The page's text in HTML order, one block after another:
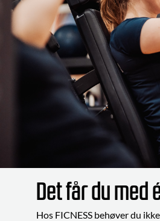
Det får du med
Hos FICNESS behøver du